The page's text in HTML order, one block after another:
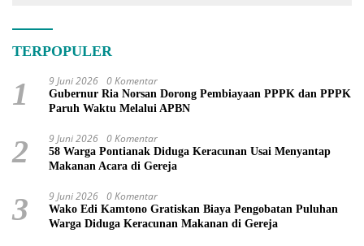
TERPOPULER
1 9 Juni 2026 0 Komentar
Gubernur Ria Norsan Dorong Pembiayaan PPPK dan PPPK
Paruh Waktu Melalui APBN
2 9 Juni 2026 0 Komentar
58 Warga Pontianak Diduga Keracunan Usai Menyantap
Makanan Acara di Gereja
3 9 Juni 2026 0 Komentar
Wako Edi Kamtono Gratiskan Biaya Pengobatan Puluhan
Warga Diduga Keracunan Makanan di Gereja